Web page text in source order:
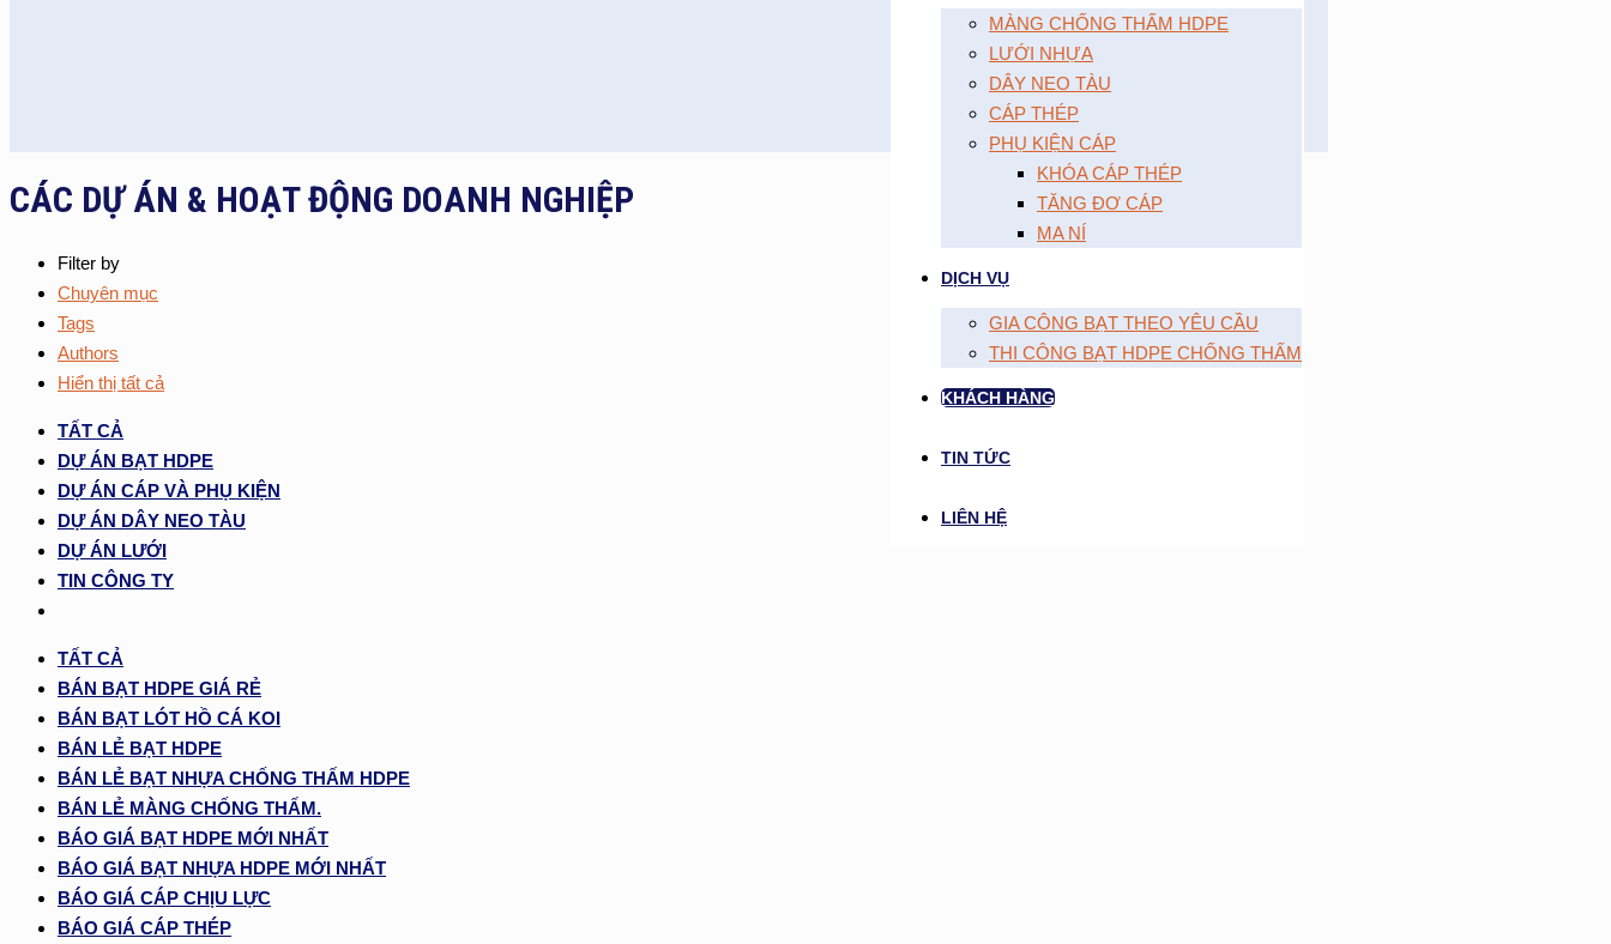
MÀNG CHỐNG THẤM HDPE
LƯỚI NHỰA
DÂY NEO TÀU
CÁP THÉP
PHỤ KIỆN CÁP
KHÓA CÁP THÉP
TĂNG ĐƠ CÁP
MA NÍ
DỊCH VỤ
GIA CÔNG BẠT THEO YÊU CẦU
THI CÔNG BẠT HDPE CHỐNG THẤM
KHÁCH HÀNG
TIN TỨC
LIÊN HỆ
CÁC DỰ ÁN & HOẠT ĐỘNG DOANH NGHIỆP
Filter by
Chuyên mục
Tags
Authors
Hiển thị tất cả
TẤT CẢ
DỰ ÁN BẠT HDPE
DỰ ÁN CÁP VÀ PHỤ KIỆN
DỰ ÁN DÂY NEO TÀU
DỰ ÁN LƯỚI
TIN CÔNG TY
TẤT CẢ
BÁN BẠT HDPE GIÁ RẺ
BÁN BẠT LÓT HỒ CÁ KOI
BÁN LẺ BẠT HDPE
BÁN LẺ BẠT NHỰA CHỐNG THẤM HDPE
BÁN LẺ MÀNG CHỐNG THẤM.
BÁO GIÁ BẠT HDPE MỚI NHẤT
BÁO GIÁ BẠT NHỰA HDPE MỚI NHẤT
BÁO GIÁ CÁP CHỊU LỰC
BÁO GIÁ CÁP THÉP